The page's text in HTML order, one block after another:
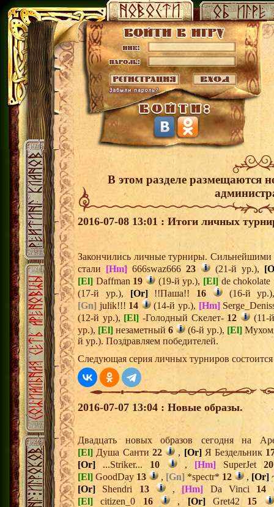
В этом разделе размещаются
2016-07-08 13:01 : Итоги личных
Закончились личные турниры. Сильнейшими
стали [Hm]666swaz666 23 (21-й ур.),
[El] Daffman 19 (19-й ур.), [El]de chokolate
(17-й ур.), [Or]!!Паша!! 16
(16-й
[Gn] julik!!! 14 (14-й ур.), [Hm]
(12-й ур.), [El] -Голодный Скелет- 12
(11-
ур.), [El] незаметный 6 (6-й ур.), [El]
й ур.). Поздравляем победителей.
Следующая серия личных турниров состоится
2016-07-07 13:04 : Новые образы.
Двадцать новых образов сегодня на
[El] Душа Санти 22 , [Or]Я Бездельник
[Or] ...Striker... 10 , [Hm] SuperJet20
[El] GoodDay 13 , [Gn] *spectr* 12 , [Or]
[Or] Shendri 13 , [Hm] Da Vinci 14
[El] citizen_0 16 ,[Or]Gret42 15